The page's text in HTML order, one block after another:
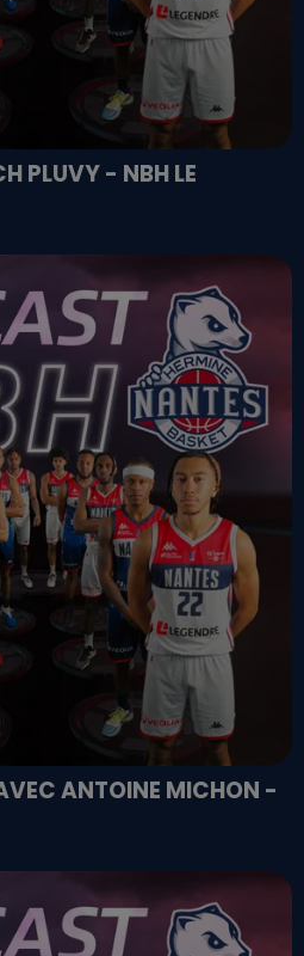
PLUVY - NBH LE
ANTOINE MICHON -